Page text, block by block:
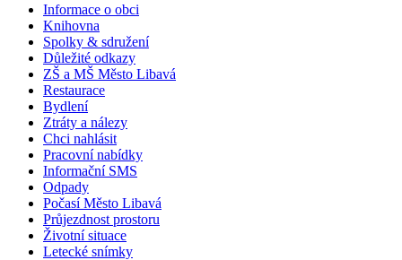
Informace o obci
Knihovna
Spolky & sdružení
Důležité odkazy
ZŠ a MŠ Město Libavá
Restaurace
Bydlení
Ztráty a nálezy
Chci nahlásit
Pracovní nabídky
Informační SMS
Odpady
Počasí Město Libavá
Průjezdnost prostoru
Životní situace
Letecké snímky